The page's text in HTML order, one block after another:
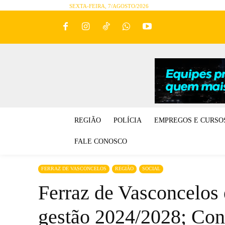
SEXTA-FEIRA, 7/AGOSTO/2026
REGIÃO POLÍCIA EMPREGOS E
FALE CONOSCO
FERRAZ DE VASCONCELOS REGIÃO SOCIAL
Ferraz de
gestão 2024/2028;